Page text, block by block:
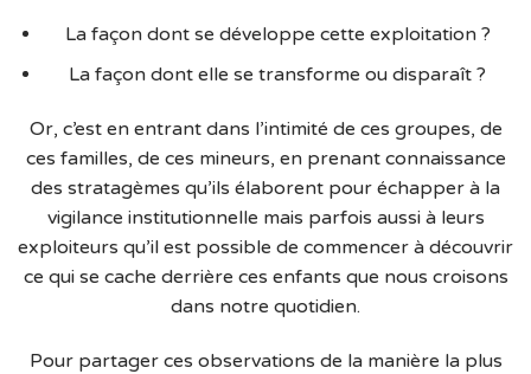
La façon dont se développe cette exploitation ?
La façon dont elle se transforme ou disparaît ?
Or, c’est en entrant dans l’intimité de ces groupes, de
ces familles, de ces mineurs, en prenant connaissance
des stratagèmes qu’ils élaborent pour échapper à la
vigilance institutionnelle mais parfois aussi à leurs
exploiteurs qu’il est possible de commencer à découvrir
ce qui se cache derrière ces enfants que nous croisons
dans notre quotidien.
Pour partager ces observations de la manière la plus